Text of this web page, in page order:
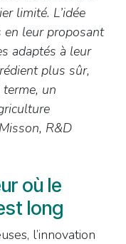
limité. L’idée
en leur proposant
adaptés à leur
plus sûr,
un
R&D
où le
long
l’innovation